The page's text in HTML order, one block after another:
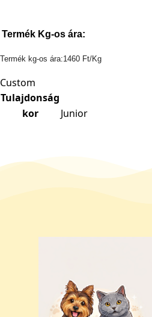
Termék Kg-os ára:
Termék kg-os ára:1460 Ft/Kg
Custom
Tulajdonság
kor
Junior